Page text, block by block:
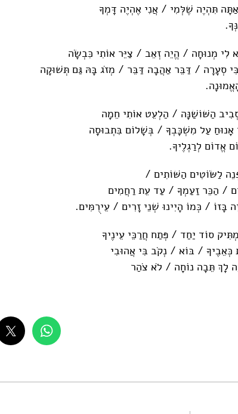
תִּהְיֶה שֶׁלְּמִי / אֲנִי אֶהְיֶה דָּמְךָ
לִי מְנוּחָה / הֱיֵה זְאֵב / צַיֵּר אוֹתִי כִּבְשָׂה
סְעָרָה / דַּבֵּר אַהֲבָה דַּבֵּר / מְזֹג בָּהּ גַּם תְּשׁוּקָה
הַשּׁוֹשַׁנָּה / הַלְעֵט אוֹתִי חֵמָה
עַל מִשְׁכָּבְךָ / בְּשָׁלוֹם בִּתְבוּסָה
אֱדוֹם לְרַגְלֶיךָ.
לַשּׂוֹטִים הַשּׁוֹתִים /
/ הַכֵּר זַעַמְךָ / עַד עֵת רַחֲמִים
בָּזוֹ / כְּמוֹ הָיִינוּ שְׁנֵי זָרִים / עֵירֻמִּים.
סוֹד יַחַד / פְּתַח חֲרַכֵּי עֵינֶיךָ
כְּאֵבֶיךָ / בּ‍ו‍ֹא / נְקֹב בִּי אֲהוּבִי
לָךְ תֵּבָה נוֹחָה / לֹא צֹהַר